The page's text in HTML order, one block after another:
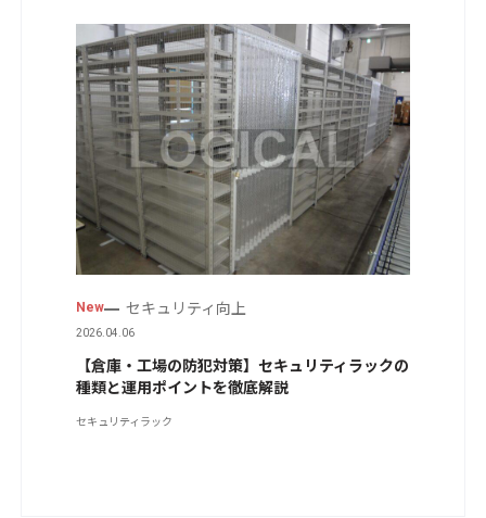
New セキュリティ向上
2026.04.06
【倉庫・工場の防犯対策】セキュリティラックの
種類と運用ポイントを徹底解説
セキュリティラック